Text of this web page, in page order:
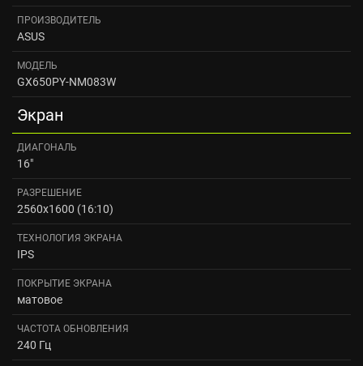
ПРОИЗВОДИТЕЛЬ
ASUS
МОДЕЛЬ
GX650PY-NM083W
Экран
ДИАГОНАЛЬ
16"
РАЗРЕШЕНИЕ
2560x1600 (16:10)
ТЕХНОЛОГИЯ ЭКРАНА
IPS
ПОКРЫТИЕ ЭКРАНА
матовое
ЧАСТОТА ОБНОВЛЕНИЯ
240 Гц